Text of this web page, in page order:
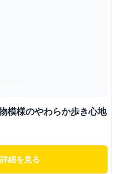
模様のやわらか歩き心地
細を見る